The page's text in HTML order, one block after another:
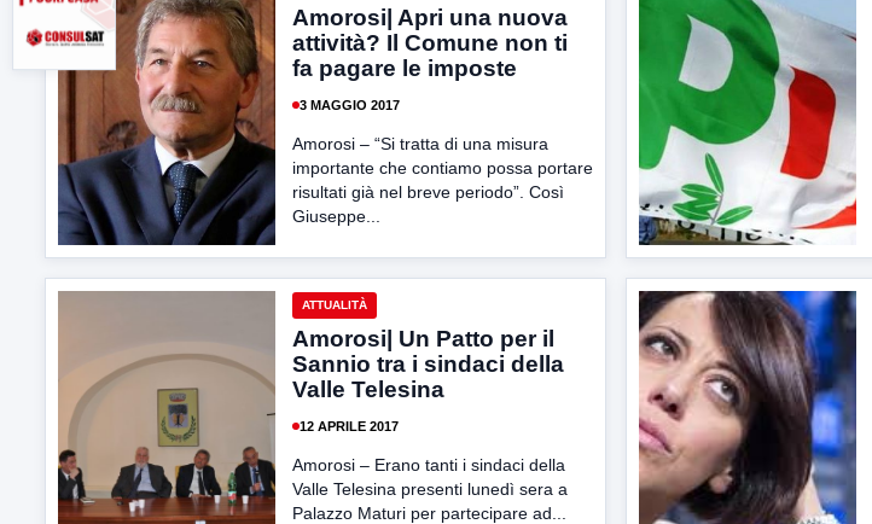
Amorosi| Apri una nuova
attività? Il Comune non ti
fa pagare le imposte
3 MAGGIO 2017
Amorosi – “Si tratta di una misura
importante che contiamo possa portare
risultati già nel breve periodo”. Così
Giuseppe...
ATTUALITÀ
Amorosi| Un Patto per il
Sannio tra i sindaci della
Valle Telesina
12 APRILE 2017
Amorosi – Erano tanti i sindaci della
Valle Telesina presenti lunedì sera a
Palazzo Maturi per partecipare ad...